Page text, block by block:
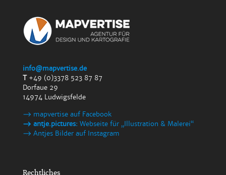
info@mapvertise.de
T+49 (0)3378 523 87 87
Dorfaue 29
14974 Ludwigsfelde
⟶ mapvertise auf Facebook
⟶ antje.pictures: Webseite für „Illustration & Malerei“
⟶ Antjes Bilder auf Instagram
Rechtliches